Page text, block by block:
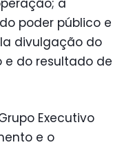
poder público e
divulgação do
e do resultado de
Executivo
e o